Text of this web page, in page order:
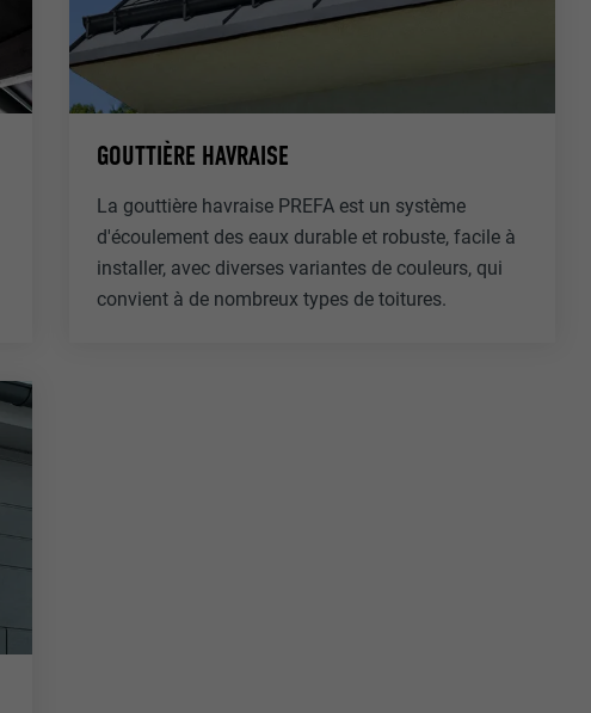
GOUTTIÈRE HAVRAISE
La gouttière havraise PREFA est un système
d'écoulement des eaux durable et robuste, facile à
installer, avec diverses variantes de couleurs, qui
convient à de nombreux types de toitures.